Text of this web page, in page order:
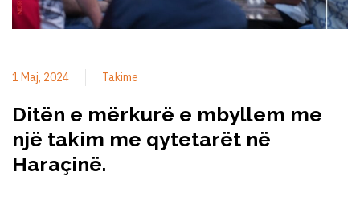
1 Maj, 2024 Takime
Ditën e mërkurë e mbyllem me
një takim me qytetarët në
Haraçinë.